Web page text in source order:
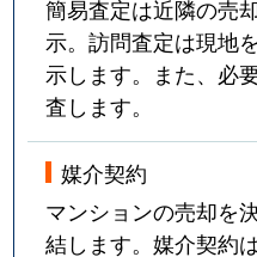
簡易査定は近隣の売
示。訪問査定は現地
示します。また、必
査します。
媒介契約
マンションの売却を
結します。媒介契約